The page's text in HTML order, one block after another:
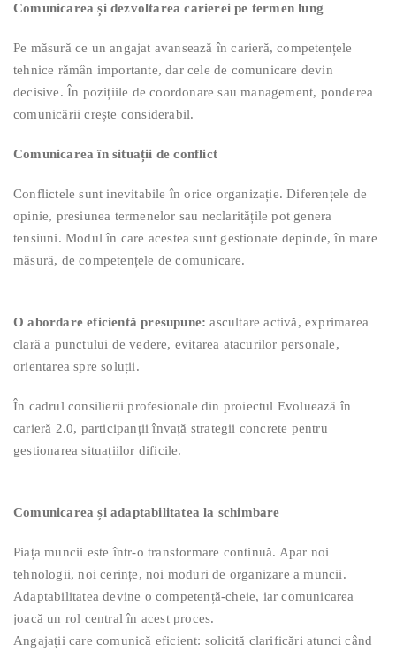
Comunicarea și dezvoltarea carierei pe termen lung
Pe măsură ce un angajat avansează în carieră, competențele
tehnice rămân importante, dar cele de comunicare devin
decisive. În pozițiile de coordonare sau management, ponderea
comunicării crește considerabil.
Comunicarea în situații de conflict
Conflictele sunt inevitabile în orice organizație. Diferențele de
opinie, presiunea termenelor sau neclaritățile pot genera
tensiuni. Modul în care acestea sunt gestionate depinde, în mare
măsură, de competențele de comunicare.
O abordare eficientă presupune:ascultare activă, exprimarea
clară a punctului de vedere, evitarea atacurilor personale,
orientarea spre soluții.
În cadrul consilierii profesionale din proiectul Evoluează în
carieră 2.0, participanții învață strategii concrete pentru
gestionarea situațiilor dificile.
Comunicarea și adaptabilitatea la schimbare
Piața muncii este într-o transformare continuă. Apar noi
tehnologii, noi cerințe, noi moduri de organizare a muncii.
Adaptabilitatea devine o competență-cheie, iar comunicarea
joacă un rol central în acest proces.
Angajații care comunică eficient: solicită clarificări atunci când